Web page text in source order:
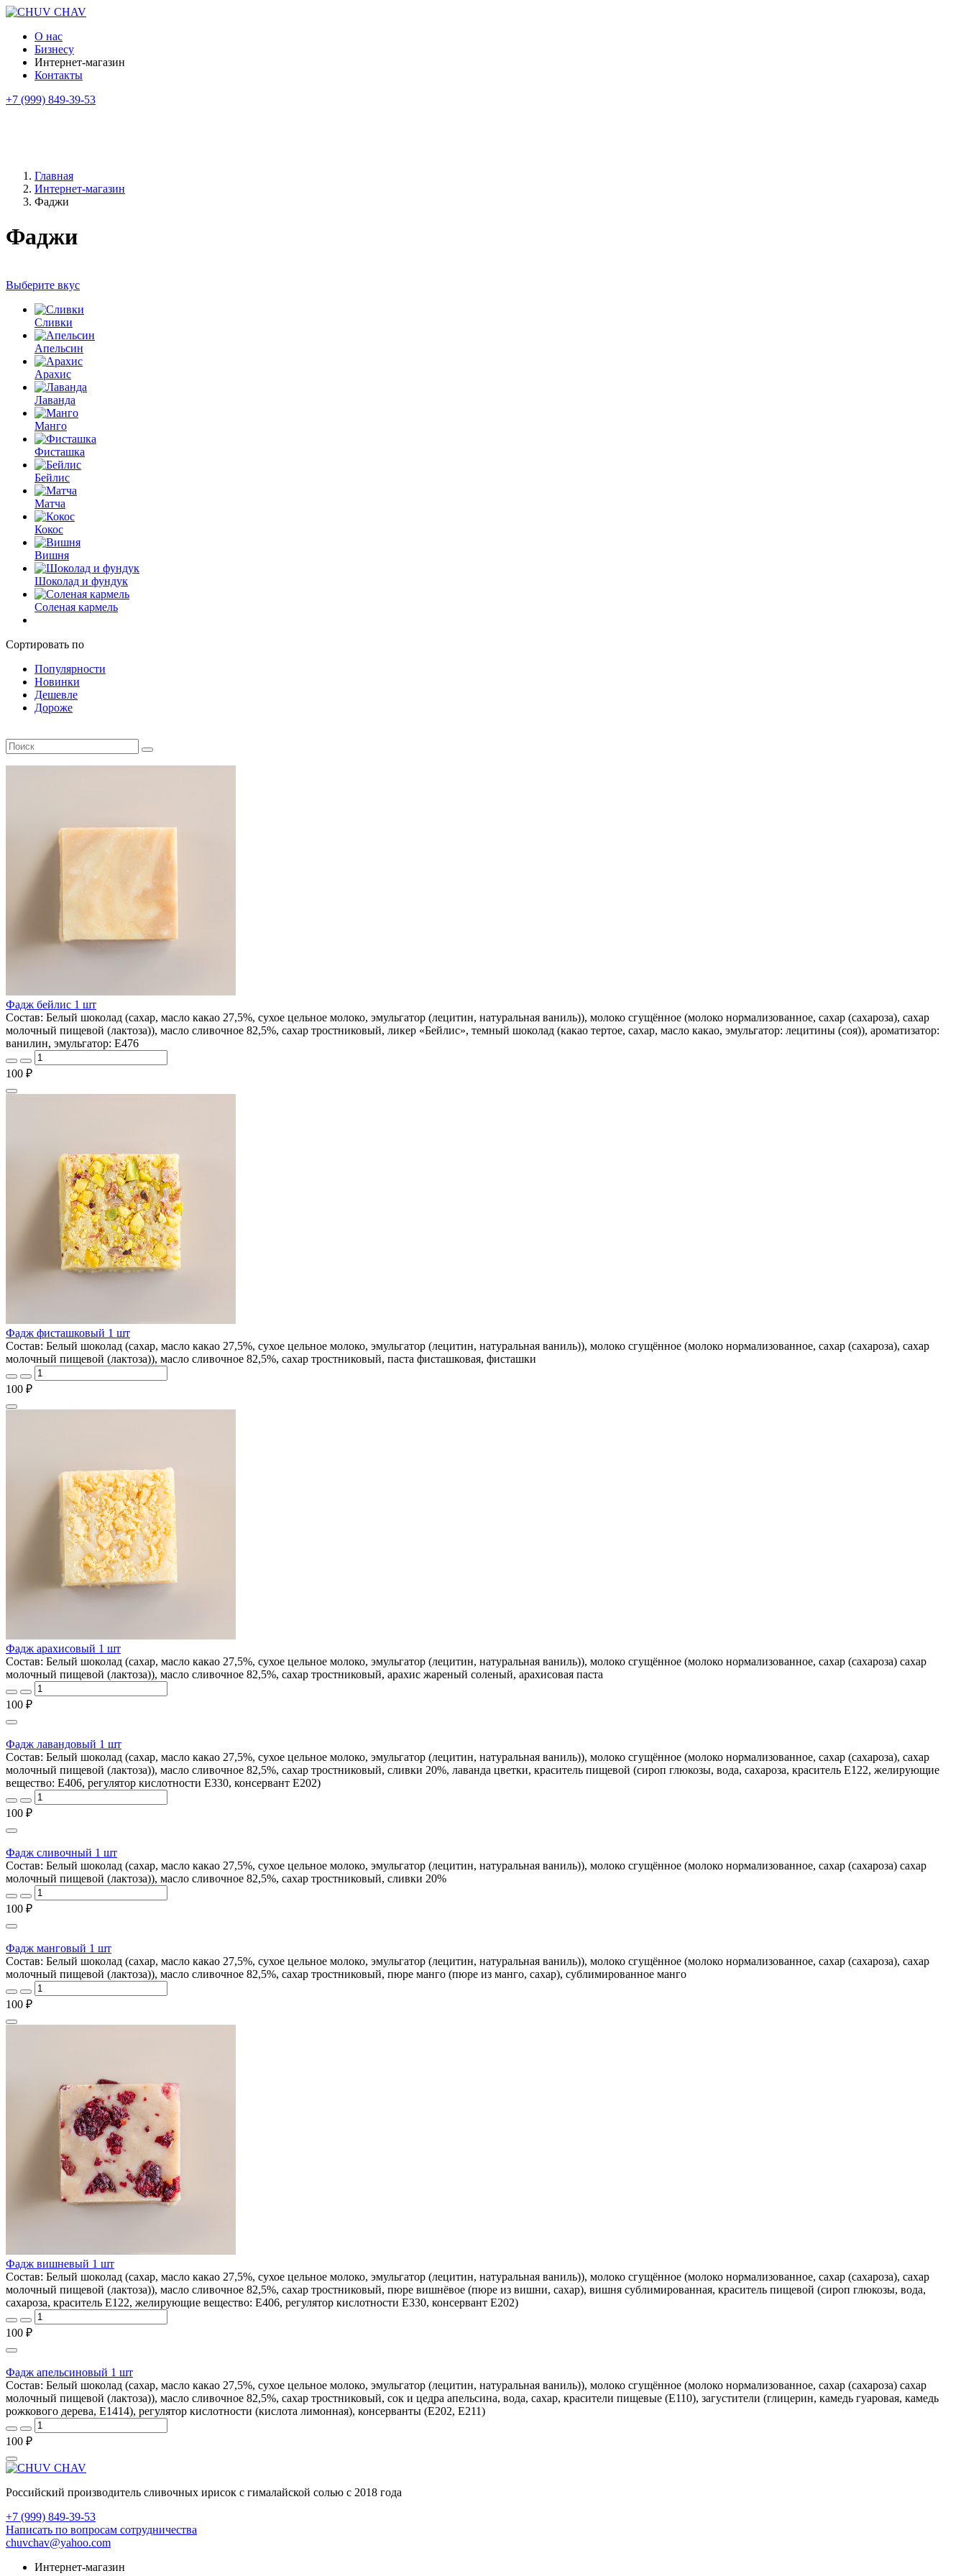
О нас
Бизнесу
Интернет-магазин
Контакты
+7 (999) 849-39-53
Главная
Интернет-магазин
Фаджи
Фаджи
Выберите вкус
Сливки
Апельсин
Арахис
Лаванда
Манго
Фисташка
Бейлис
Матча
Кокос
Вишня
Шоколад и фундук
Соленая кармель
Сортировать по
Популярности
Новинки
Дешевле
Дороже
Фадж бейлис 1 шт
Состав: Белый шоколад (сахар, масло какао 27,5%, сухое цельное молоко, эмульгатор (лецитин, натуральная ваниль)), молоко сгущённое (молоко нормализованное, сахар (сахароза), сахар
молочный пищевой (лактоза)), масло сливочное 82,5%, сахар тростниковый, ликер «Бейлис», темный шоколад (какао тертое, сахар, масло какао, эмульгатор: лецитины (соя)), ароматизатор:
ванилин, эмульгатор: Е476
100 ₽
Фадж фисташковый 1 шт
Состав: Белый шоколад (сахар, масло какао 27,5%, сухое цельное молоко, эмульгатор (лецитин, натуральная ваниль)), молоко сгущённое (молоко нормализованное, сахар (сахароза), сахар
молочный пищевой (лактоза)), масло сливочное 82,5%, сахар тростниковый, паста фисташковая, фисташки
100 ₽
Фадж арахисовый 1 шт
Состав: Белый шоколад (сахар, масло какао 27,5%, сухое цельное молоко, эмульгатор (лецитин, натуральная ваниль)), молоко сгущённое (молоко нормализованное, сахар (сахароза) сахар
молочный пищевой (лактоза)), масло сливочное 82,5%, сахар тростниковый, арахис жареный соленый, арахисовая паста
100 ₽
Фадж лавандовый 1 шт
Состав: Белый шоколад (сахар, масло какао 27,5%, сухое цельное молоко, эмульгатор (лецитин, натуральная ваниль)), молоко сгущённое (молоко нормализованное, сахар (сахароза), сахар
молочный пищевой (лактоза)), масло сливочное 82,5%, сахар тростниковый, сливки 20%, лаванда цветки, краситель пищевой (сироп глюкозы, вода, сахароза, краситель Е122, желирующие
вещество: Е406, регулятор кислотности Е330, консервант Е202)
100 ₽
Фадж сливочный 1 шт
Состав: Белый шоколад (сахар, масло какао 27,5%, сухое цельное молоко, эмульгатор (лецитин, натуральная ваниль)), молоко сгущённое (молоко нормализованное, сахар (сахароза) сахар
молочный пищевой (лактоза)), масло сливочное 82,5%, сахар тростниковый, сливки 20%
100 ₽
Фадж манговый 1 шт
Состав: Белый шоколад (сахар, масло какао 27,5%, сухое цельное молоко, эмульгатор (лецитин, натуральная ваниль)), молоко сгущённое (молоко нормализованное, сахар (сахароза), сахар
молочный пищевой (лактоза)), масло сливочное 82,5%, сахар тростниковый, пюре манго (пюре из манго, сахар), сублимированное манго
100 ₽
Фадж вишневый 1 шт
Состав: Белый шоколад (сахар, масло какао 27,5%, сухое цельное молоко, эмульгатор (лецитин, натуральная ваниль)), молоко сгущённое (молоко нормализованное, сахар (сахароза), cахар
молочный пищевой (лактоза)), масло сливочное 82,5%, сахар тростниковый, пюре вишнёвое (пюре из вишни, сахар), вишня сублимированная, краситель пищевой (сироп глюкозы, вода,
сахароза, краситель Е122, желирующие вещество: Е406, регулятор кислотности Е330, консервант Е202)
100 ₽
Фадж апельсиновый 1 шт
Состав: Белый шоколад (сахар, масло какао 27,5%, сухое цельное молоко, эмульгатор (лецитин, натуральная ваниль)), молоко сгущённое (молоко нормализованное, сахар (сахароза) сахар
молочный пищевой (лактоза)), масло сливочное 82,5%, сахар тростниковый, сок и цедра апельсина, вода, сахар, красители пищевые (E110), загустители (глицерин, камедь гуаровая, камедь
рожкового дерева, E1414), регулятор кислотности (кислота лимонная), консерванты (Е202, Е211)
100 ₽
Российский производитель сливочных ирисок с гималайской солью с 2018 года
+7 (999) 849-39-53
Написать по вопросам сотрудничества
chuvchav@yahoo.com
Интернет-магазин